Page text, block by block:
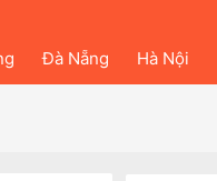
Đà Nẵng Hà Nội